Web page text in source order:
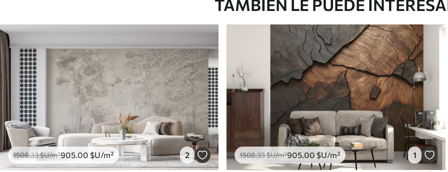
TAMBIÉN LE PUEDE
1508.33$U/m²905 .00 $U/m² 2 1508.33$U/m²905 .00 $U/m² 1